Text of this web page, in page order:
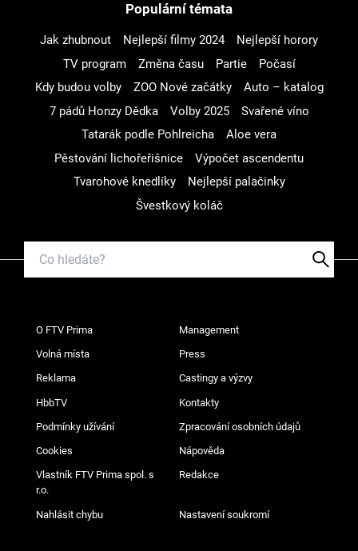
Populární témata
Jak zhubnout Nejlepší filmy 2024
Nejlepší horory
TV program
Změna času Partie
Počasí
Kdy budou volby
ZOO Nové začátky
Auto – katalog
7 pádů Honzy Dědka
Volby 2025
Svařené víno
Tatarák podle Pohlreicha
Aloe vera
Pěstování lichořeřišnice
Výpočet ascendentu
Tvarohové knedlíky
Nejlepší palačinky
Švestkový koláč
O FTV Prima Management
Volná místa Press
Reklama Castingy a výzvy
HbbTV Kontakty
Podmínky užívání Zpracování osobních údajů
Cookies Nápověda
Vlastník FTV Prima spol. s
r.o.
Redakce
Nahlásit chybu Nastavení soukromí